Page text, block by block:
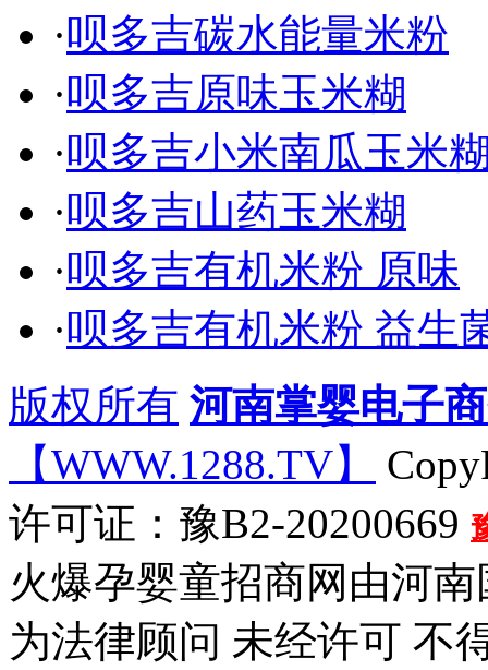
·呗多吉碳水能量米粉
·呗多吉原味玉米糊
·呗多吉小米南瓜玉米
·呗多吉山药玉米糊
·呗多吉有机米粉 原味
·呗多吉有机米粉 益生
版权所有 河南掌婴电子
【WWW.1288.TV】
许可证：豫B2-20200669
火爆孕婴童招商网由河
为法律顾问 未经许可 不